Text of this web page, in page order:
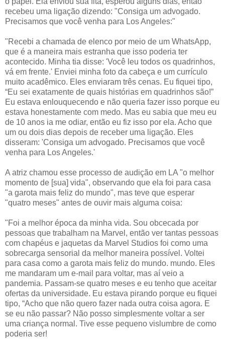
recebeu uma ligação dizendo: "Consiga um advogado.
Precisamos que você venha para Los Angeles:"
"Recebi a chamada de elenco por meio de um WhatsApp,
que é a maneira mais estranha que isso poderia ter
acontecido. Minha tia disse: 'Você leu todos os quadrinhos,
vá em frente.' Enviei minha foto da cabeça e um currículo
muito acadêmico. Eles enviaram três cenas. Eu fiquei tipo,
“Eu sei exatamente de quais histórias em quadrinhos são!”
Eu estava enlouquecendo e não queria fazer isso porque eu
estava honestamente com medo. Mas eu sabia que meu eu
de 10 anos ia me odiar, então eu fiz isso por ela. Acho que
um ou dois dias depois de receber uma ligação. Eles
disseram: 'Consiga um advogado. Precisamos que você
venha para Los Angeles.'
A atriz chamou esse processo de audição em LA "o melhor
momento de [sua] vida", observando que ela foi para casa
"a garota mais feliz do mundo", mas teve que esperar
"quatro meses" antes de ouvir mais alguma coisa:
"Foi a melhor época da minha vida. Sou obcecada por
pessoas que trabalham na Marvel, então ver tantas pessoas
com chapéus e jaquetas da Marvel Studios foi como uma
sobrecarga sensorial da melhor maneira possível. Voltei
para casa como a garota mais feliz do mundo. mundo. Eles
me mandaram um e-mail para voltar, mas aí veio a
pandemia. Passam-se quatro meses e eu tenho que aceitar
ofertas da universidade. Eu estava pirando porque eu fiquei
tipo, “Acho que não quero fazer nada outra coisa agora. E
se eu não passar? Não posso simplesmente voltar a ser
uma criança normal. Tive esse pequeno vislumbre de como
poderia ser!